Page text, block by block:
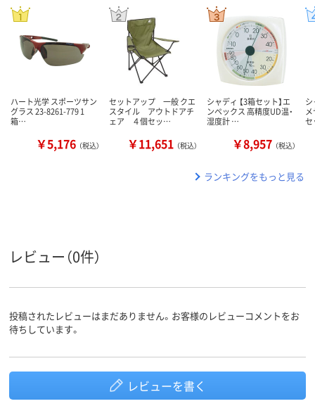
ハート光学 スポーツサン
グラス 23-8261-779 1
箱…
￥5,176 （税込）
セットアップ 一般 クエ
スタイル アウトドアチ
ェア ４個セッ…
￥11,651 （税込）
シャディ 【3箱セット】エ
ンペックス 高精度UD温・
湿度計 …
￥8,957 （税込）
シ
ランキングをもっと見る
レビュー（0件）
投稿されたレビューはまだありません。お客様のレビューコメントをお
待ちしています。
レビューを書く